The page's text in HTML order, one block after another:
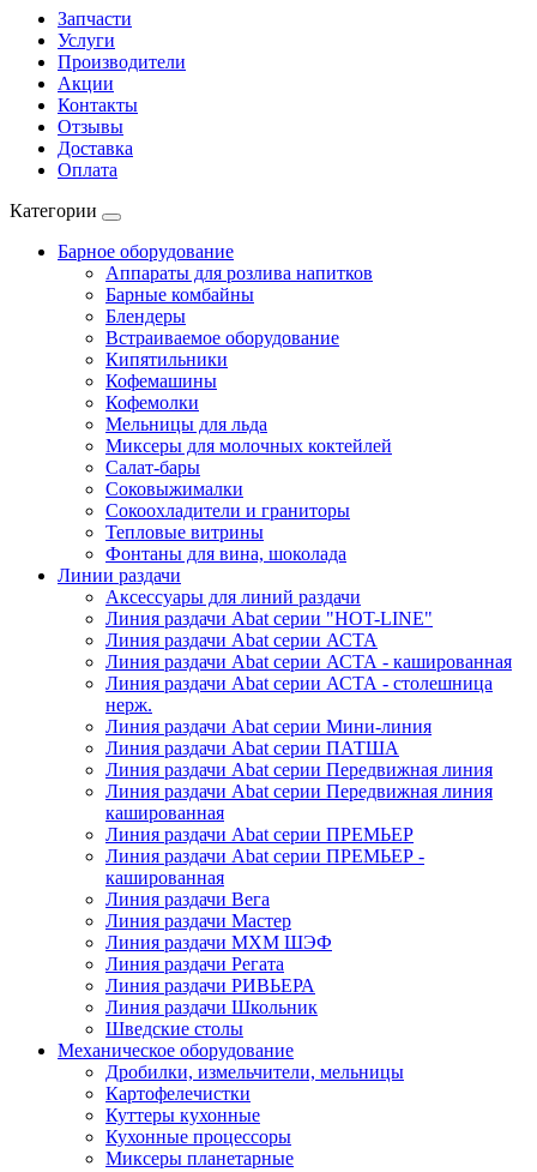
Запчасти
Услуги
Производители
Акции
Контакты
Отзывы
Доставка
Оплата
Категории
Барное оборудование
Аппараты для розлива напитков
Барные комбайны
Блендеры
Встраиваемое оборудование
Кипятильники
Кофемашины
Кофемолки
Мельницы для льда
Миксеры для молочных коктейлей
Салат-бары
Соковыжималки
Сокоохладители и граниторы
Тепловые витрины
Фонтаны для вина, шоколада
Линии раздачи
Аксессуары для линий раздачи
Линия раздачи Abat серии "HOT-LINE"
Линия раздачи Abat серии АСТА
Линия раздачи Abat серии АСТА - кашированная
Линия раздачи Abat серии АСТА - столешница
нерж.
Линия раздачи Abat серии Мини-линия
Линия раздачи Abat серии ПАТША
Линия раздачи Abat серии Передвижная линия
Линия раздачи Abat серии Передвижная линия
кашированная
Линия раздачи Abat серии ПРЕМЬЕР
Линия раздачи Abat серии ПРЕМЬЕР -
кашированная
Линия раздачи Вега
Линия раздачи Мастер
Линия раздачи МХМ ШЭФ
Линия раздачи Регата
Линия раздачи РИВЬЕРА
Линия раздачи Школьник
Шведские столы
Механическое оборудование
Дробилки, измельчители, мельницы
Картофелечистки
Куттеры кухонные
Кухонные процессоры
Миксеры планетарные